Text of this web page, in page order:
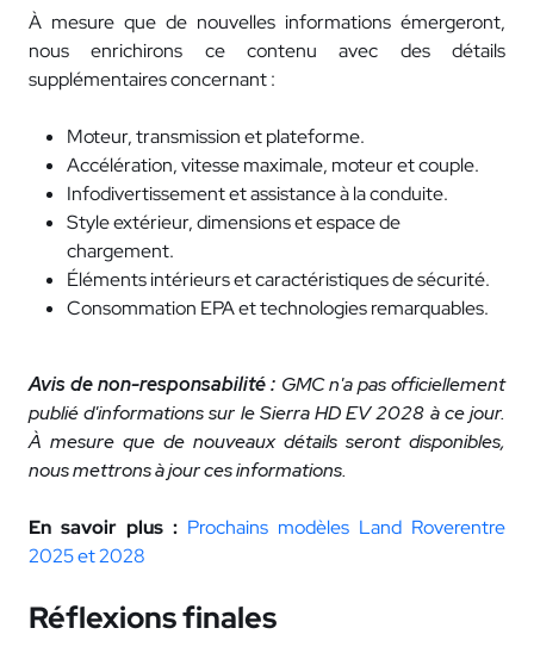
À mesure que de nouvelles informations émergeront,
nous enrichirons ce contenu avec des détails
supplémentaires concernant :
Moteur, transmission et plateforme.
Accélération, vitesse maximale, moteur et couple.
Infodivertissement et assistance à la conduite.
Style extérieur, dimensions et espace de
chargement.
Éléments intérieurs et caractéristiques de sécurité.
Consommation EPA et technologies remarquables.
Avis de non-responsabilité : GMC n'a pas officiellement
publié d'informations sur le Sierra HD EV 2028 à ce jour.
À mesure que de nouveaux détails seront disponibles,
nous mettrons à jour ces informations.
En savoir plus : Prochains modèles Land Roverentre
2025 et 2028
Réflexions finales